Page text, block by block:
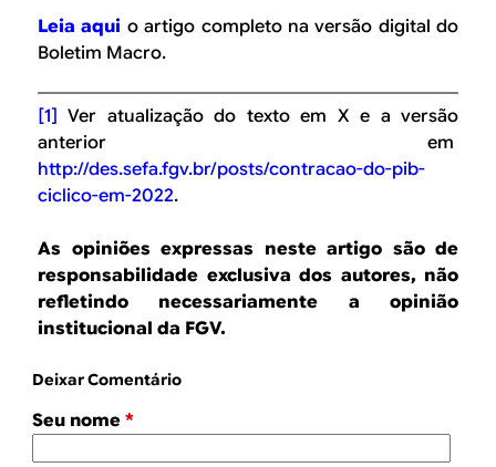
Leia aqui o artigo completo na versão digital do
Boletim Macro.
[1] Ver atualização do texto em X e a versão
anterior em
http://des.sefa.fgv.br/posts/contracao-do-pib-
ciclico-em-2022.
As opiniões expressas neste artigo são de
responsabilidade exclusiva dos autores, não
refletindo necessariamente a opinião
institucional da FGV.
Deixar Comentário
Seu nome *